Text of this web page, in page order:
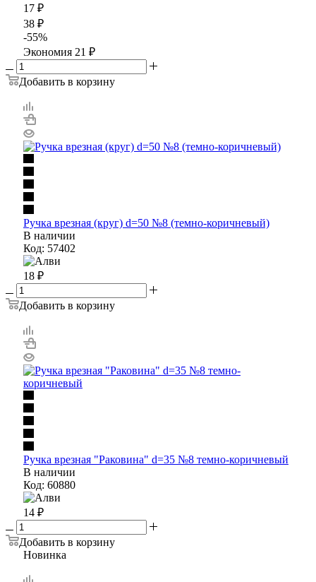
17 ₽
38 ₽
-55%
Экономия 21 ₽
Добавить в корзину
Ручка врезная (круг) d=50 №8 (темно-коричневый)
В наличии
Код: 57402
18 ₽
Добавить в корзину
Ручка врезная "Раковина" d=35 №8 темно-коричневый
В наличии
Код: 60880
14 ₽
Добавить в корзину
Новинка